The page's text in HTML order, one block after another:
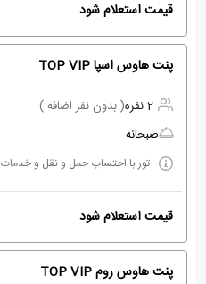
قیمت استعلام شود
پنت هاوس اسپا TOP VIP
2 نفره
( بدون نفر اضافه )
صبحانه
تور با احتساب حمل و نقل و خدمات
قیمت استعلام شود
پنت هاوس روم TOP VIP